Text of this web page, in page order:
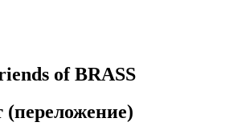
of BRASS
(переложение)